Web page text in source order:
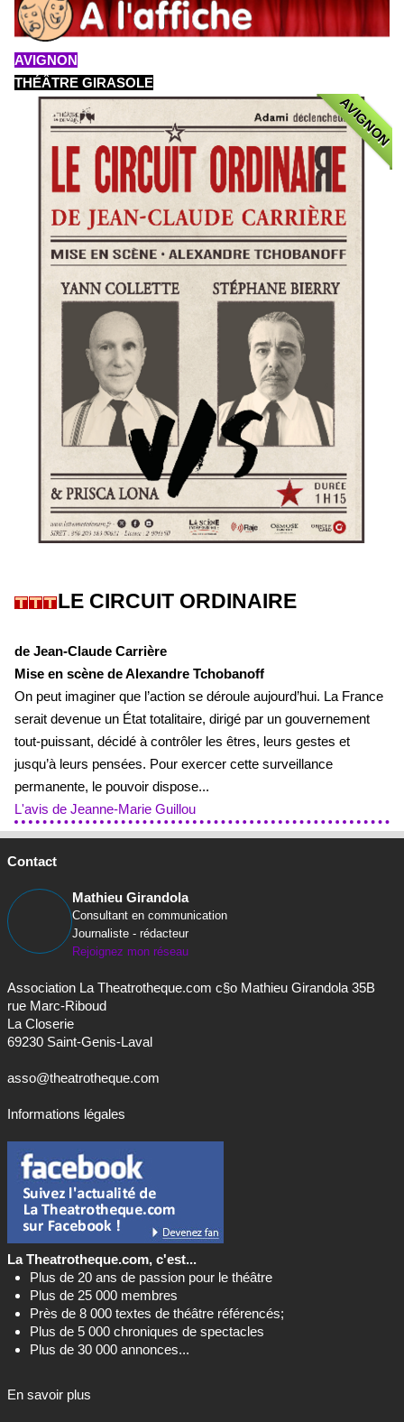
AVIGNON
THÉÂTRE GIRASOLE
AVIGNON
LE CIRCUIT ORDINAIRE
de Jean-Claude Carrière
Mise en scène de Alexandre Tchobanoff
On peut imaginer que l’action se déroule aujourd’hui. La France
serait devenue un État totalitaire, dirigé par un gouvernement
tout-puissant, décidé à contrôler les êtres, leurs gestes et
jusqu’à leurs pensées. Pour exercer cette surveillance
permanente, le pouvoir dispose...
L'avis de Jeanne-Marie Guillou
Contact
Mathieu Girandola
Consultant en communication
Journaliste - rédacteur
Rejoignez mon réseau
Association La Theatrotheque.com c§o Mathieu Girandola 35B
rue Marc-Riboud
La Closerie
69230 Saint-Genis-Laval
asso@theatrotheque.com
Informations légales
La Theatrotheque.com, c'est...
Plus de 20 ans de passion pour le théâtre
Plus de 25 000 membres
Près de 8 000 textes de théâtre référencés;
Plus de 5 000 chroniques de spectacles
Plus de 30 000 annonces...
En savoir plus